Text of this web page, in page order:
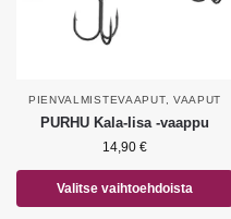
PIENVALMISTEVAAPUT, VAAPUT
PURHU Kala-Iisa -vaappu
14,90 €
Valitse vaihtoehdoista